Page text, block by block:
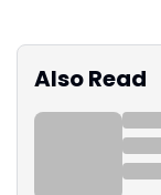
Also Read